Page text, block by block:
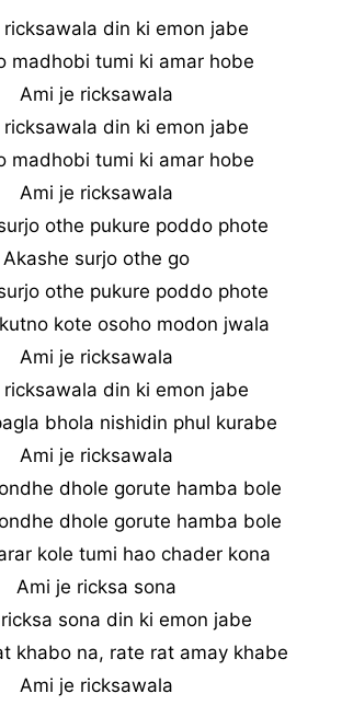
ricksawala din ki emon jabe
madhobi tumi ki amar hobe
Ami je ricksawala
ricksawala din ki emon jabe
madhobi tumi ki amar hobe
Ami je ricksawala
othe pukure poddo phote
Akashe surjo othe go
othe pukure poddo phote
kote osoho modon jwala
Ami je ricksawala
ricksawala din ki emon jabe
bhola nishidin phul kurabe
Ami je ricksawala
dhole gorute hamba bole
dhole gorute hamba bole
kole tumi hao chader kona
Ami je ricksa sona
sona din ki emon jabe
khabo na, rate rat amay khabe
Ami je ricksawala